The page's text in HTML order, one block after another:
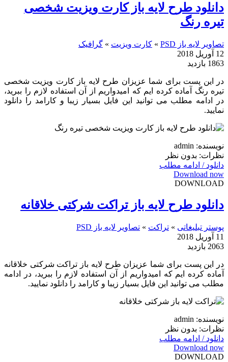
دانلود طرح لایه باز کارت ویزیت شخصی
تیره رنگ
تصاویر لایه باز PSD » کارت ویزیت » گرافیک
12 آوریل 2018
1863 بازدید
در این پست برای شما عزیزان طرح لایه باز کارت ویزیت شخصی
تیره رنگ آماده کرده ایم که امیدواریم از آن استفاده لازم را ببرید،
در ادامه مطلب می توانید این فایل بسیار زیبا و کارامد را دانلود
نمایید.
نویسنده: admin
نظرات: بدون نظر
دانلود / ادامه مطلب
Download now
DOWNLOAD
دانلود طرح لایه باز تراکت شرکتی خلاقانه
پوستر تبلیغاتی » تراکت » تصاویر لایه باز PSD
11 آوریل 2018
2063 بازدید
در این پست برای شما عزیزان طرح لایه باز تراکت شرکتی خلاقانه
آماده کرده ایم که امیدواریم از آن استفاده لازم را ببرید، در ادامه
مطلب می توانید این فایل بسیار زیبا و کارامد را دانلود نمایید.
نویسنده: admin
نظرات: بدون نظر
دانلود / ادامه مطلب
Download now
DOWNLOAD